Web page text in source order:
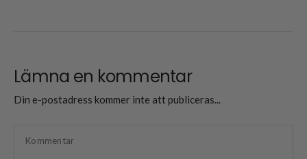
Lämna en kommentar
Din e-postadress kommer inte att publiceras...
Kommentar